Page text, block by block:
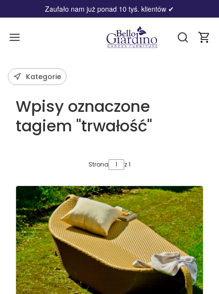
Zaufało nam już ponad 10 tyś. klientów ✔
Otwórz
Kategorie
Wpisy oznaczone
tagiem "trwałość"
Strona z 1